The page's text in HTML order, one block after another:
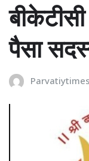
पैसा
Parvatiytimes